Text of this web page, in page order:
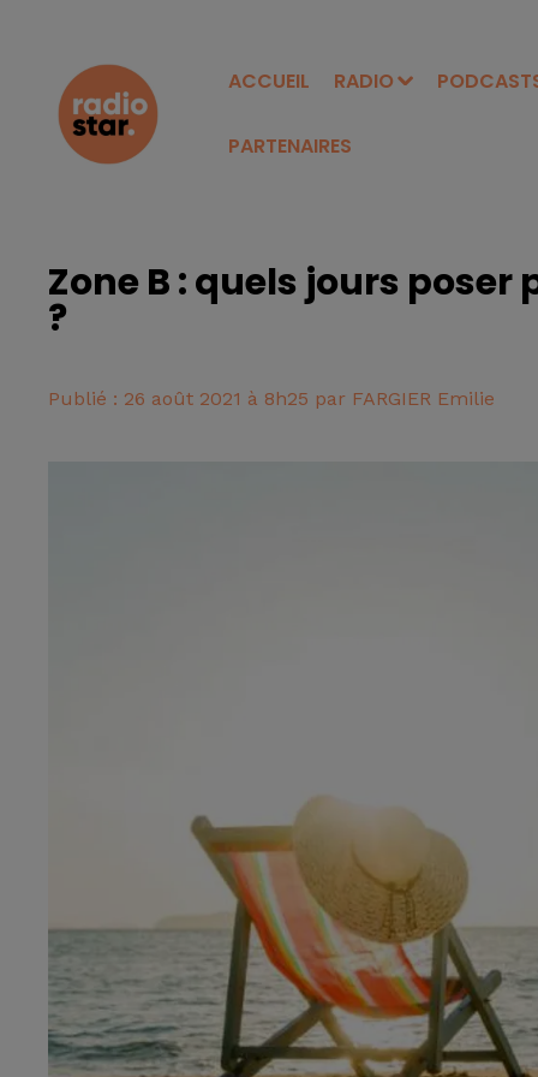
ACCUEIL RADIO
PARTENAIRES
Zone B : quels jours poser
?
Publié : 26 août 2021 à 8h25 par FARGIER Emilie